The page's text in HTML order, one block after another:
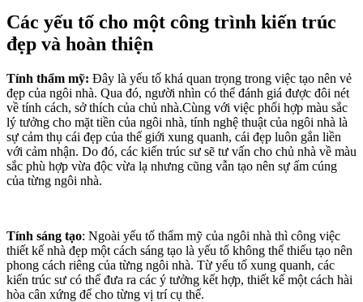
Các yếu tố cho một công trình kiến trúc
đẹp và hoàn thiện
Tính thẩm mỹ: Đây là yếu tố khá quan trọng trong việc tạo nên vẻ
đẹp của ngôi nhà. Qua đó, người nhìn có thể đánh giá được đôi nét
về tính cách, sở thích của chủ nhà.Cùng với việc phối hợp màu sắc
lý tưởng cho mặt tiền của ngôi nhà, tính nghệ thuật của ngôi nhà là
sự cảm thụ cái đẹp của thế giới xung quanh, cái đẹp luôn gắn liền
với cảm nhận. Do đó, các kiến trúc sư sẽ tư vấn cho chủ nhà về màu
sắc phù hợp vừa độc vừa lạ nhưng cũng vẫn tạo nên sự ấm cúng
của từng ngôi nhà.
Tính sáng tạo: Ngoài yếu tố thẩm mỹ của ngôi nhà thì công việc
thiết kế nhà đẹp một cách sáng tạo là yếu tố không thể thiếu tạo nên
phong cách riêng của từng ngôi nhà. Từ yếu tố xung quanh, các
kiến trúc sư có thể đưa ra các ý tưởng kết hợp, thiết kế một cách hài
hòa cân xứng để cho từng vị trí cụ thể.